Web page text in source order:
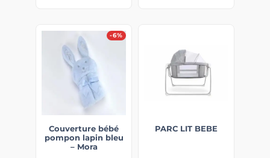
-6%
Couverture bébé
pompon lapin bleu
– Mora
PARC LIT BEBE